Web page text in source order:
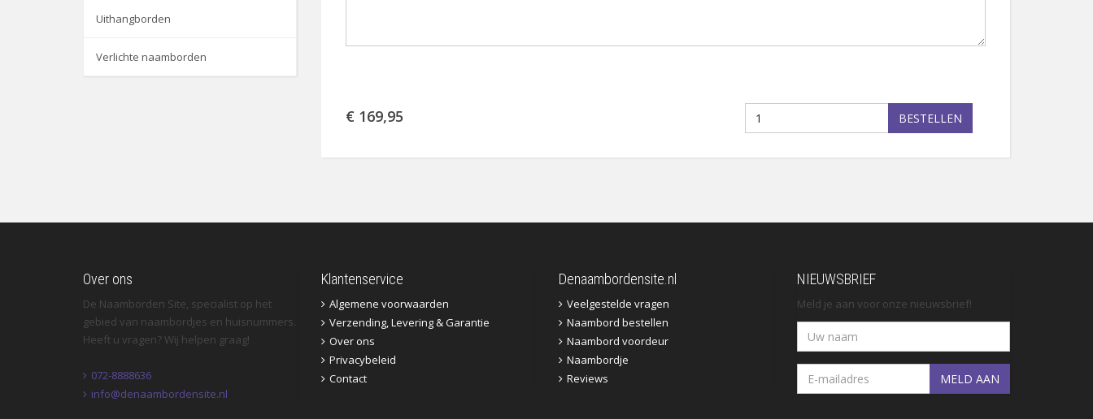
Uithangborden
Verlichte naamborden
€ 169,95 BESTELLEN
Over ons
De Naamborden Site, specialist op het
gebied van naambordjes en huisnummers.
Heeft u vragen? Wij helpen graag!
072-8888636
info@denaambordensite.nl
Klantenservice
Algemene voorwaarden
Verzending, Levering & Garantie
Over ons
Privacybeleid
Contact
Denaambordensite.nl
Veelgestelde vragen
Naambord bestellen
Naambord voordeur
Naambordje
Reviews
NIEUWSBRIEF
Meld je aan voor onze nieuwsbrief!
MELD AAN